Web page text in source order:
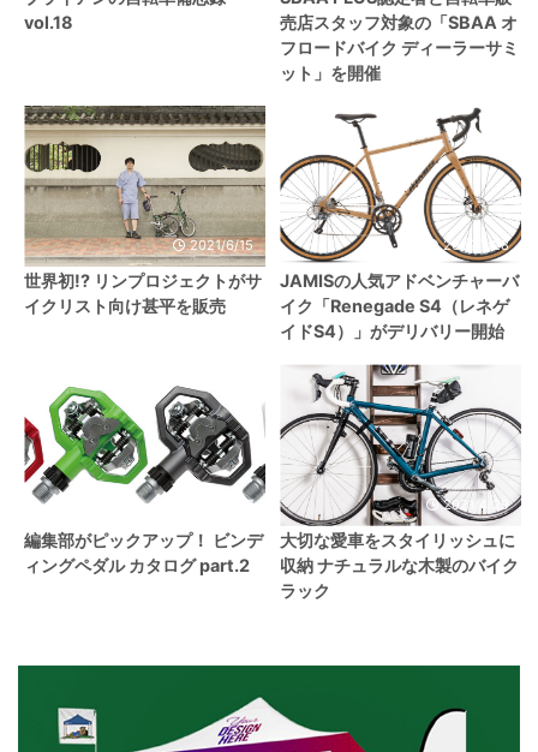
vol.18
売店スタッフ対象の「SBAA オ
フロードバイク ディーラーサミ
ット」を開催
2021/6/15
世界初!? リンプロジェクトがサ
イクリスト向け甚平を販売
2022/1/28
JAMISの人気アドベンチャーバ
イク「Renegade S4（レネゲ
イドS4）」がデリバリー開始
2021/6/7
編集部がピックアップ！ ビンデ
ィングペダル カタログ part.2
2021/4/29
大切な愛車をスタイリッシュに
収納 ナチュラルな木製のバイク
ラック